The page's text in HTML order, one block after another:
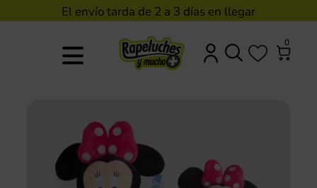
El envío tarda de 2 a 3 días en llegar
0